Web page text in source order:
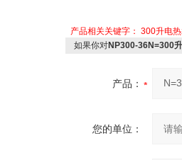
产品相关关键字： 300升电
如果你对NP300-36N=300
产品：
您的单位：